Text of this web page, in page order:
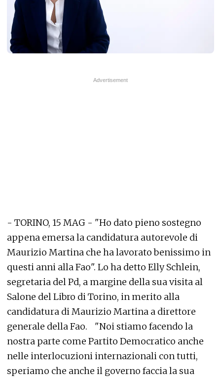
- TORINO, 15 MAG - "Ho dato pieno sostegno
appena emersa la candidatura autorevole di
Maurizio Martina che ha lavorato benissimo in
questi anni alla Fao". Lo ha detto Elly Schlein,
segretaria del Pd, a margine della sua visita al
Salone del Libro di Torino, in merito alla
candidatura di Maurizio Martina a direttore
generale della Fao. "Noi stiamo facendo la
nostra parte come Partito Democratico anche
nelle interlocuzioni internazionali con tutti,
speriamo che anche il governo faccia la sua